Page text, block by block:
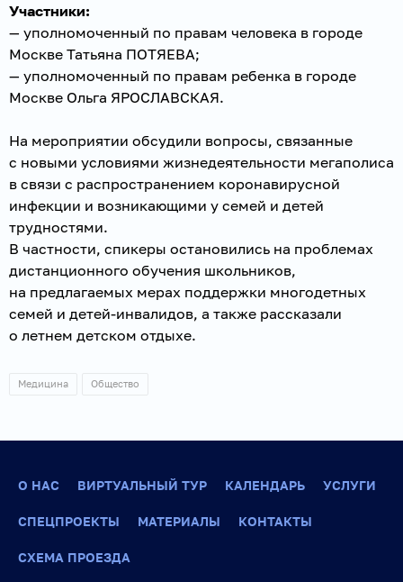
Участники:
— уполномоченный по правам человека в городе
Москве Татьяна ПОТЯЕВА;
— уполномоченный по правам ребенка в городе
Москве Ольга ЯРОСЛАВСКАЯ.
На мероприятии обсудили вопросы, связанные
с новыми условиями жизнедеятельности мегаполиса
в связи с распространением коронавирусной
инфекции и возникающими у семей и детей
трудностями.
В частности, спикеры остановились на проблемах
дистанционного обучения школьников,
на предлагаемых мерах поддержки многодетных
семей и детей-инвалидов, а также рассказали
о летнем детском отдыхе.
Медицина Общество
О НАС ВИРТУАЛЬНЫЙ ТУР КАЛЕНДАРЬ УСЛУГИ
СПЕЦПРОЕКТЫ МАТЕРИАЛЫ КОНТАКТЫ
СХЕМА ПРОЕЗДА